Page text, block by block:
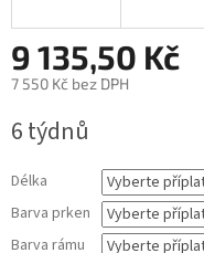
9 135,50 Kč
7 550 Kč bez DPH
cena:
6 týdnů
Délka
Barva prken
Barva rámu